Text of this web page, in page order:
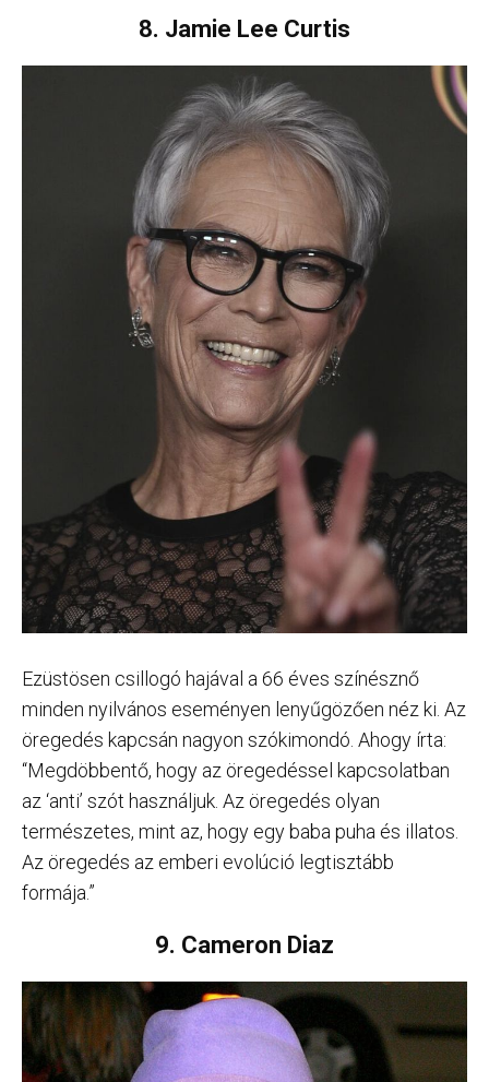
8. Jamie Lee Curtis
Ezüstösen csillogó hajával a 66 éves színésznő
minden nyilvános eseményen lenyűgözően néz ki. Az
öregedés kapcsán nagyon szókimondó. Ahogy írta:
“Megdöbbentő, hogy az öregedéssel kapcsolatban
az ‘anti’ szót használjuk. Az öregedés olyan
természetes, mint az, hogy egy baba puha és illatos.
Az öregedés az emberi evolúció legtisztább
formája.”
9. Cameron Diaz